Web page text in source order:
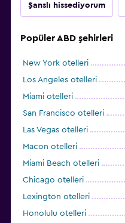
Şanslı hissediyorum
Popüler ABD şehirleri
New York otelleri
Los Angeles otelleri
Miami otelleri
San Francisco otelleri
Las Vegas otelleri
Macon otelleri
Miami Beach otelleri
Chicago otelleri
Lexington otelleri
Honolulu otelleri